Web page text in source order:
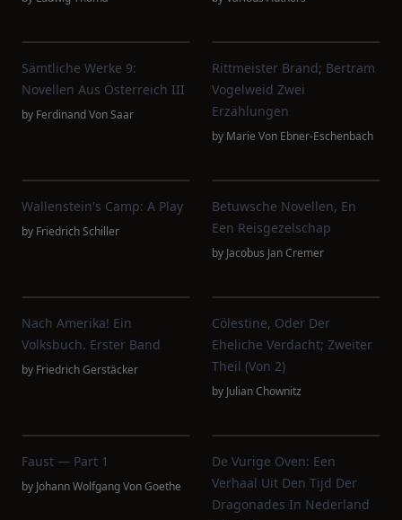
Sämtliche Werke 9:
Novellen Aus Österreich III
by Ferdinand Von Saar
Rittmeister Brand; Bertram
Vogelweid Zwei
Erzählungen
by Marie Von Ebner-Eschenbach
Wallenstein's Camp: A Play
by Friedrich Schiller
Betuwsche Novellen, En
Een Reisgezelschap
by Jacobus Jan Cremer
Nach Amerika! Ein
Volksbuch. Erster Band
by Friedrich Gerstäcker
Cölestine, Oder Der
Eheliche Verdacht; Zweiter
Theil (von 2)
by Julian Chownitz
Faust — Part 1
by Johann Wolfgang Von Goethe
De Vurige Oven: Een
Verhaal Uit Den Tijd Der
Dragonades In Nederland